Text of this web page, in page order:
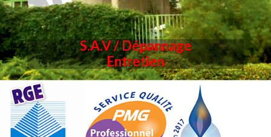
S.A.V /Dépannage
Entretien